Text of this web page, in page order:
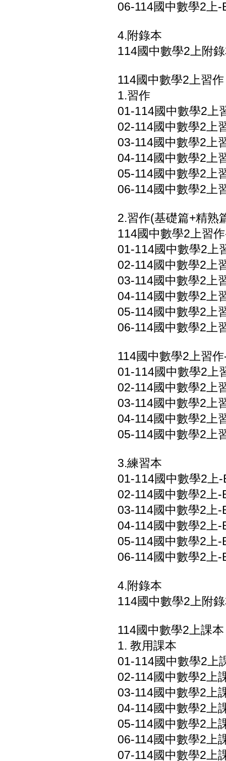
06-114國中數學2上
4.附錄本
114國中數學2上附
114國中數學2上習作
1.習作
01-114國中數學2上
02-114國中數學2上
03-114國中數學2上
04-114國中數學2上
05-114國中數學2上
06-114國中數學2上
2.習作(基礎篇+精熟
114國中數學2上習
01-114國中數學2上
02-114國中數學2上
03-114國中數學2上
04-114國中數學2上
05-114國中數學2上
06-114國中數學2上
114國中數學2上習
01-114國中數學2上
02-114國中數學2上
03-114國中數學2上
04-114國中數學2上
05-114國中數學2上
3.練習本
01-114國中數學2上
02-114國中數學2上
03-114國中數學2上
04-114國中數學2上
05-114國中數學2上
06-114國中數學2上
4.附錄本
114國中數學2上附
114國中數學2上課本
1. 教用課本
01-114國中數學2上
02-114國中數學2上
03-114國中數學2上
04-114國中數學2上
05-114國中數學2上
06-114國中數學2上
07-114國中數學2上